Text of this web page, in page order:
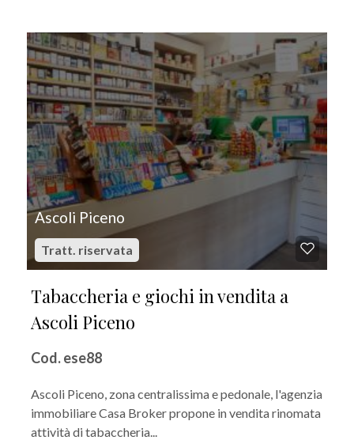
Ascoli Piceno
Tratt. riservata
Tabaccheria e giochi in vendita a
Ascoli Piceno
Cod. ese88
Ascoli Piceno, zona centralissima e pedonale, l'agenzia
immobiliare Casa Broker propone in vendita rinomata
attività di tabaccheria...